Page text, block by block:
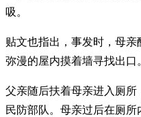
吸。
贴文也指出，事发时，母
弥漫的屋内摸着墙寻找出口
父亲随后扶着母亲进入厕
民防部队。母亲过后在厕所